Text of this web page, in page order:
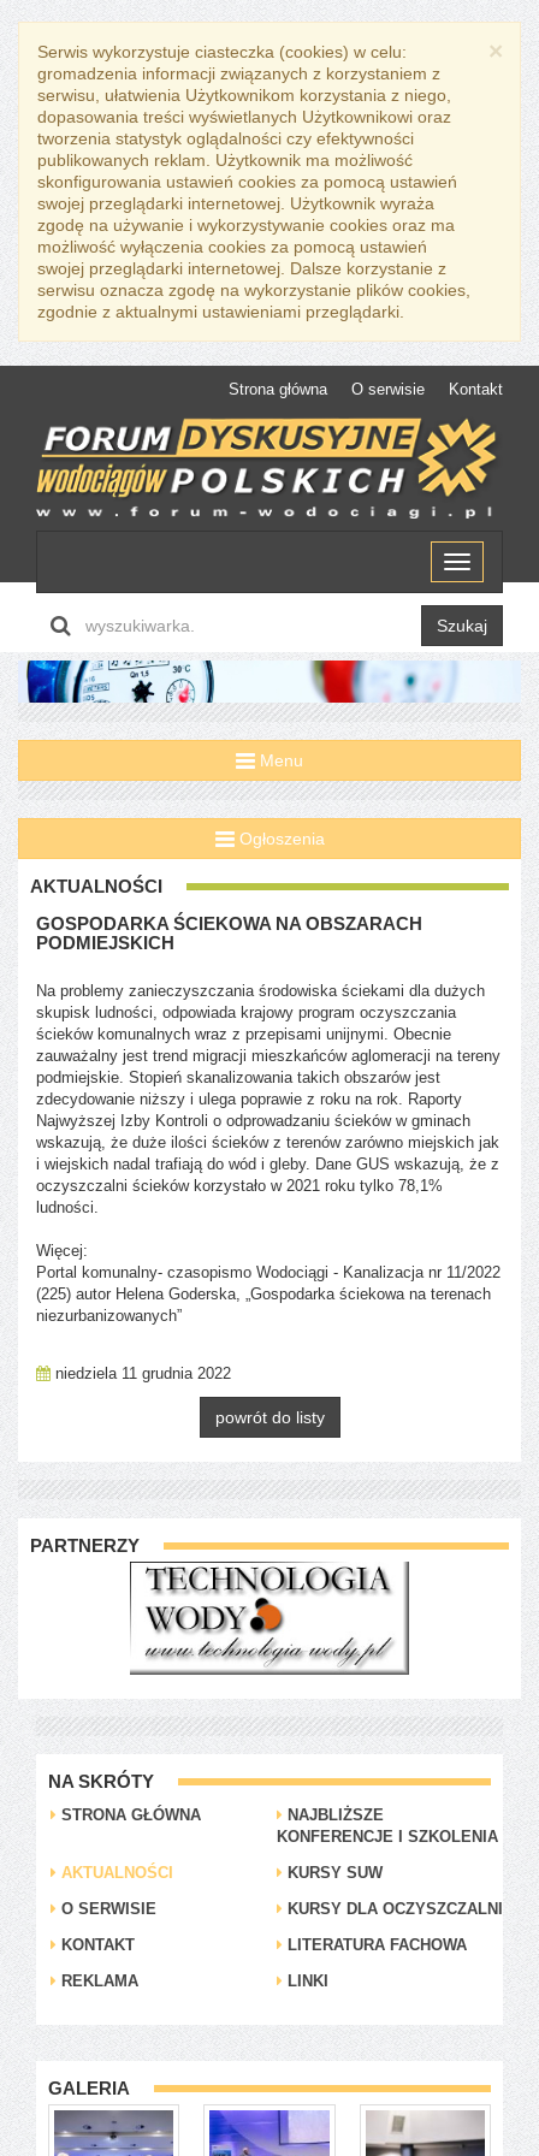
×
Serwis wykorzystuje ciasteczka (cookies) w celu:
gromadzenia informacji związanych z korzystaniem z
serwisu, ułatwienia Użytkownikom korzystania z niego,
dopasowania treści wyświetlanych Użytkownikowi oraz
tworzenia statystyk oglądalności czy efektywności
publikowanych reklam. Użytkownik ma możliwość
skonfigurowania ustawień cookies za pomocą ustawień
swojej przeglądarki internetowej. Użytkownik wyraża
zgodę na używanie i wykorzystywanie cookies oraz ma
możliwość wyłączenia cookies za pomocą ustawień
swojej przeglądarki internetowej. Dalsze korzystanie z
serwisu oznacza zgodę na wykorzystanie plików cookies,
zgodnie z aktualnymi ustawieniami przeglądarki.
Strona główna O serwisie Kontakt
Menu
Szukaj
Menu
Ogłoszenia
AKTUALNOŚCI
GOSPODARKA ŚCIEKOWA NA OBSZARACH
PODMIEJSKICH
Na problemy zanieczyszczania środowiska ściekami dla dużych
skupisk ludności, odpowiada krajowy program oczyszczania
ścieków komunalnych wraz z przepisami unijnymi. Obecnie
zauważalny jest trend migracji mieszkańców aglomeracji na tereny
podmiejskie. Stopień skanalizowania takich obszarów jest
zdecydowanie niższy i ulega poprawie z roku na rok. Raporty
Najwyższej Izby Kontroli o odprowadzaniu ścieków w gminach
wskazują, że duże ilości ścieków z terenów zarówno miejskich jak
i wiejskich nadal trafiają do wód i gleby. Dane GUS wskazują, że z
oczyszczalni ścieków korzystało w 2021 roku tylko 78,1%
ludności.
Więcej:
Portal komunalny- czasopismo Wodociągi - Kanalizacja nr 11/2022
(225) autor Helena Goderska, „Gospodarka ściekowa na terenach
niezurbanizowanych”
niedziela 11 grudnia 2022
powrót do listy
PARTNERZY
NA SKRÓTY
STRONA GŁÓWNA
NAJBLIŻSZE
KONFERENCJE I SZKOLENIA
AKTUALNOŚCI
KURSY SUW
O SERWISIE
KURSY DLA OCZYSZCZALNI
KONTAKT
LITERATURA FACHOWA
REKLAMA
LINKI
GALERIA